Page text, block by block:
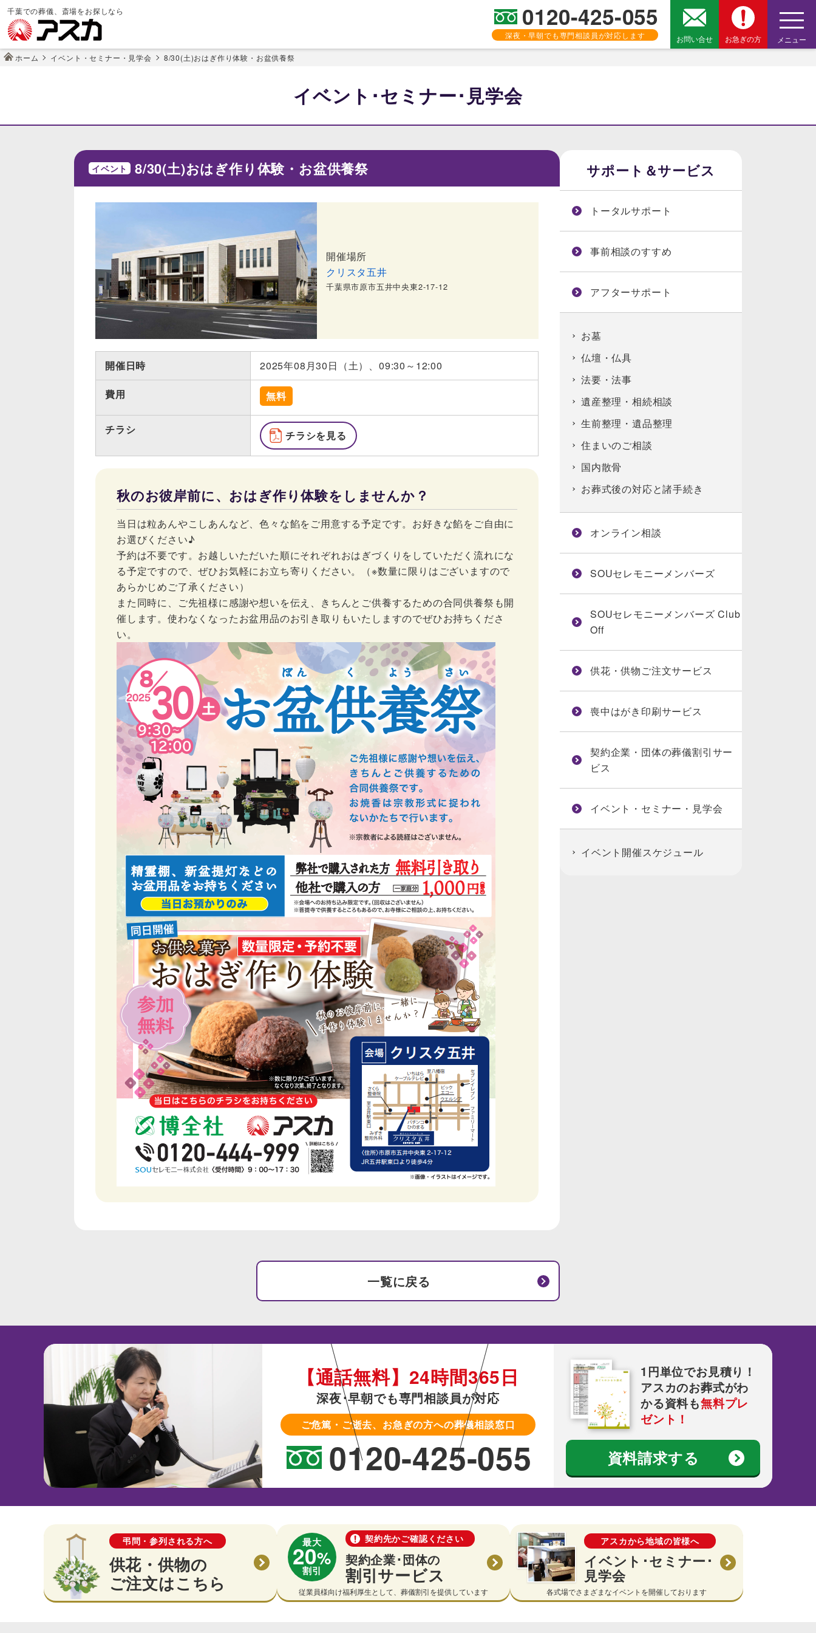
千葉での葬儀、斎場をお探しなら 0120-425-055
深夜・早朝でも専門相談員が対応します お問い合せ お急ぎの方
メニュー
ホーム
イベント・セミナー・見学会 8/30(土)おはぎ作り体験・お盆供養祭
イベント･セミナー･見学会
イベント 8/30(土)おはぎ作り体験・お盆供養祭
開催場所
クリスタ五井
千葉県市原市五井中央東2-17-12
開催日時 2025年08月30日（土）、09:30～12:00
費用 無料
チラシ チラシを見る
秋のお彼岸前に、おはぎ作り体験をしませんか？
当日は粒あんやこしあんなど、色々な餡をご用意する予定です。お好きな餡をご自由に
お選びください♪
予約は不要です。お越しいただいた順にそれぞれおはぎづくりをしていただく流れにな
る予定ですので、ぜひお気軽にお立ち寄りください。（※数量に限りはございますので
あらかじめご了承ください）
また同時に、ご先祖様に感謝や想いを伝え、きちんとご供養するための合同供養祭も開
催します。使わなくなったお盆用品のお引き取りもいたしますのでぜひお持ちくださ
い。
サポート＆サービス
トータルサポート
事前相談のすすめ
アフターサポート
お墓
仏壇・仏具
法要・法事
遺産整理・相続相談
生前整理・遺品整理
住まいのご相談
国内散骨
お葬式後の対応と諸手続き
オンライン相談
SOUセレモニーメンバーズ
SOUセレモニーメンバーズ Club
Off
供花・供物ご注文サービス
喪中はがき印刷サービス
契約企業・団体の葬儀割引サー
ビス
イベント・セミナー・見学会
イベント開催スケジュール
一覧に戻る
【通話無料】24時間365日
深夜･早朝でも専門相談員が対応
ご危篤・ご逝去、お急ぎの方への葬儀相談窓口
0120-425-055
1円単位でお見積り！
アスカのお葬式がわ
かる資料も無料プレ
ゼント！
資料請求する
弔問・参列される方へ
供花・供物の
ご注文はこちら
最大
20%
割引
契約先かご確認ください
契約企業･団体の
割引サービス
従業員様向け福利厚生として、葬儀割引を提供しています
アスカから地域の皆様へ
イベント･セミナー･
見学会
各式場でさまざまなイベントを開催しております